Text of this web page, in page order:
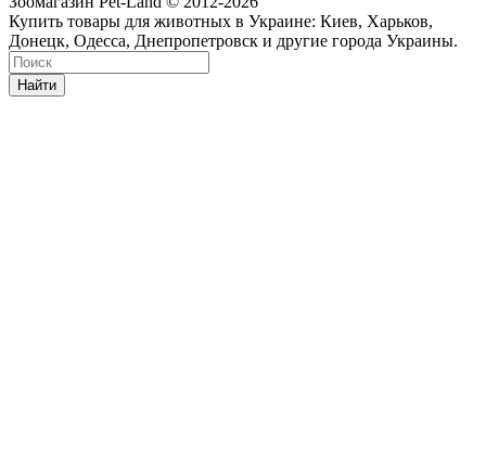
Купить товары для животных в Украине: Киев, Харьков,
Донецк, Одесса, Днепропетровск и другие города Украины.
Найти